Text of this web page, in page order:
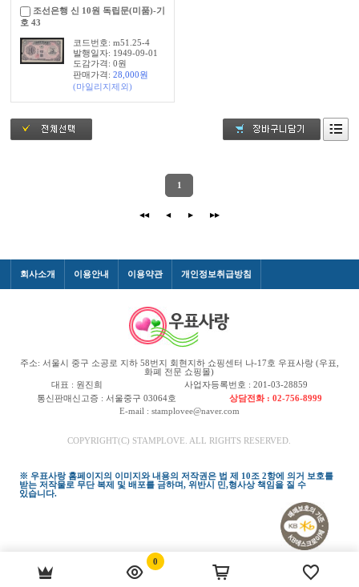
0
조선은행 신 10원 독립문(미품)-기
호 43
코드번호: m51.25-4
발행일자: 1949-09-01
도감가격: 0원
판매가격: 28,000원
(마일리지제외)
◀◀ ◀
1
▶ ▶▶
회사소개 이용안내 이용약관 개인정보취급방침
주소: 서울시 중구 소공로 지하 58번지 회현지하 쇼핑센터 나-17호 우표사랑 (우표,
화폐 전문 쇼핑몰)
대표 : 원진희
사업자등록번호 : 201-03-28859
통신판매신고증 : 서울중구 03064호
상담전화 : 02-756-8999
E-mail : stamplovee@naver.com
COPYRIGHT(C) STAMPLOVE. ALL RIGHTS RESERVED.
※ 우표사랑 홈페이지의 이미지와 내용의 저작권은 법 제 10조 2항에 의거 보호를
받는 저작물로 무단 복제 및 배포를 금하며, 위반시 민,형사상 책임을 질 수
있습니다.